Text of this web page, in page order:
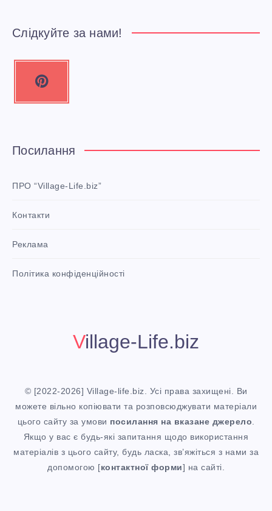
Слідкуйте за нами!
e
e
i
i
t
Посилання
ПРО “Village-Life.biz”
Контакти
Реклама
Політика конфіденційності
Village-Life.biz
© [2022-2026] Village-life.biz. Усі права захищені. Ви
можете вільно копіювати та розповсюджувати матеріали
цього сайту за умови посилання на вказане джерело
Якщо у вас є будь-які запитання щодо використання
матеріалів з цього сайту, будь ласка, зв’яжіться з нами за
допомогою [контактної форми] на сайті.